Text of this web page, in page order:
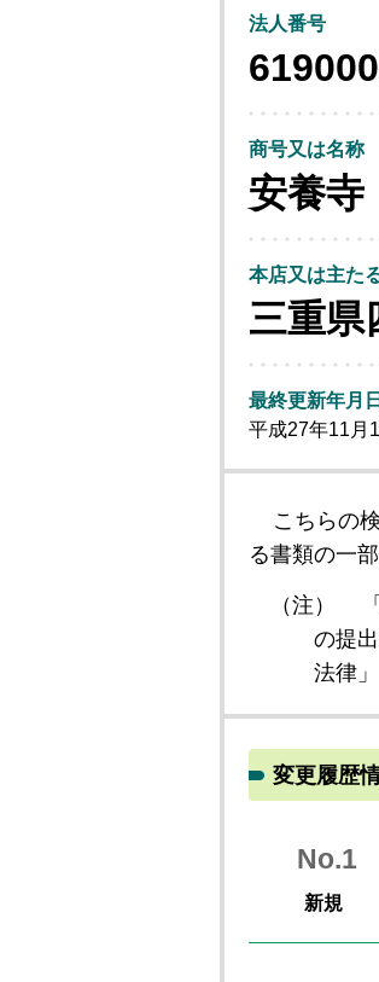
法人番号
商号又は名称
安養寺
本店又は主た
三重県
最終更新年月日
平成27年11月
こちらの
る書類の一
（注）
の提
法律」
変更履歴
No.1
新規